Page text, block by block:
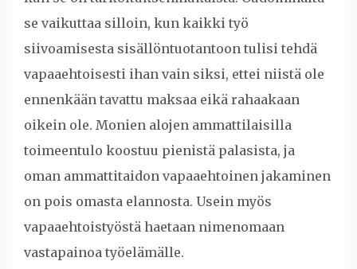
se vaikuttaa silloin, kun kaikki työ
siivoamisesta sisällöntuotantoon tulisi tehdä
vapaaehtoisesti ihan vain siksi, ettei niistä ole
ennenkään tavattu maksaa eikä rahaakaan
oikein ole. Monien alojen ammattilaisilla
toimeentulo koostuu pienistä palasista, ja
oman ammattitaidon vapaaehtoinen jakaminen
on pois omasta elannosta. Usein myös
vapaaehtoistyöstä haetaan nimenomaan
vastapainoa työelämälle.